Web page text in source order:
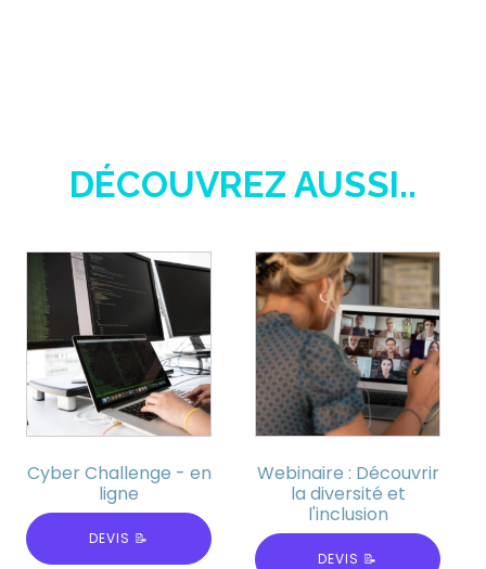
DÉCOUVREZ AUSSI..
Cyber Challenge - en
ligne
DEVIS 📝
Webinaire : Découvrir
la diversité et
l'inclusion
DEVIS 📝